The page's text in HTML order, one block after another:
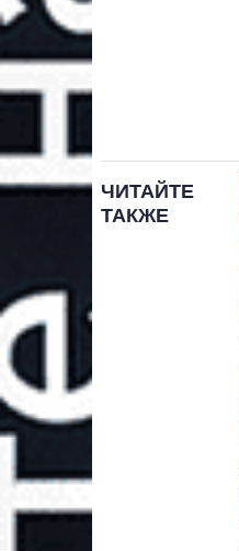
ЧИТАЙТЕ
ТАКЖЕ